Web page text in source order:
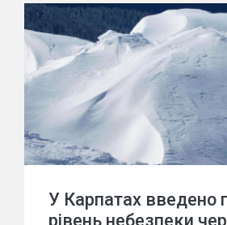
У Карпатах введено
рівень небезпеки